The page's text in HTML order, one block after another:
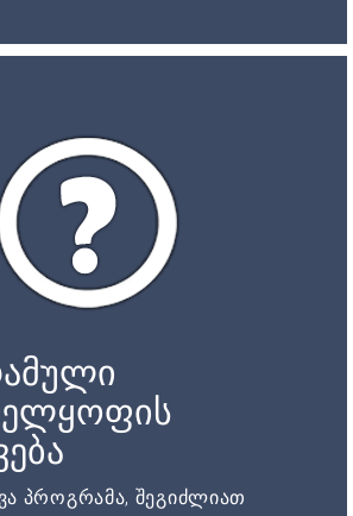
პროგრამა, შეგიძლიათ